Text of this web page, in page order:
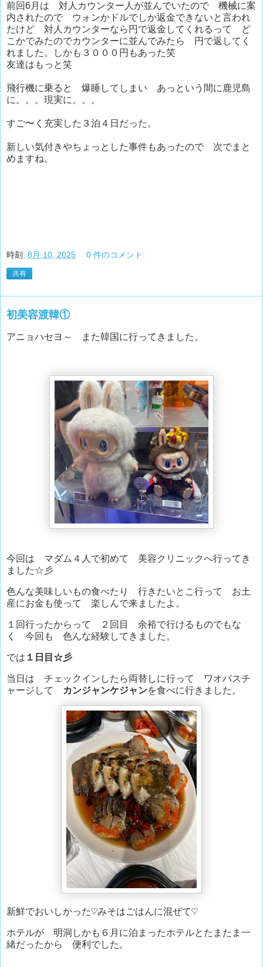
前回6月は 対人カウンター人が並んでいたので 機械に案
内されたので ウォンかドルでしか返金できないと言われ
たけど 対人カウンターなら円で返金してくれるって ど
こかでみたのでカウンターに並んでみたら 円で返してく
れました。しかも３０００円もあった笑
友達はもっと笑
飛行機に乗ると 爆睡してしまい あっという間に鹿児島
に。。。現実に。。。
すご〜く充実した３泊４日だった。
新しい気付きやちょっとした事件もあったので 次でまと
めますね。
時刻: 8月 10, 2025 0 件のコメント:
共有
初美容渡韓①
アニョハセヨ～ また韓国に行ってきました。
今回は マダム４人で初めて 美容クリニックへ行ってき
ました☆彡
色んな美味しいもの食べたり 行きたいとこ行って お土
産にお金も使って 楽しんで来ましたよ。
１回行ったからって ２回目 余裕で行けるものでもな
く 今回も 色んな経験してきました。
では １日目☆彡
当日は チェックインしたら両替しに行って ワオパスチ
ャージして
カンジャンケジャンを食べに行きました。
新鮮でおいしかった♡みそはごはんに混ぜて♡
ホテルが 明洞しかも６月に泊まったホテルとたまたま一
緒だったから 便利でした。